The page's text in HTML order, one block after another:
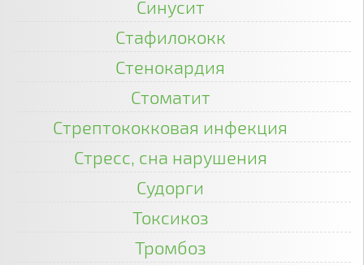
Синусит
Стафилококк
Стенокардия
Стоматит
Стрептококковая инфекция
Стресс, сна нарушения
Судорги
Токсикоз
Тромбоз